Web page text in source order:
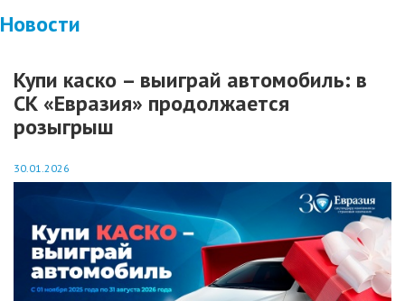
Новости
Купи каско – выиграй автомобиль: в
СК «Евразия» продолжается
розыгрыш
30.01.2026